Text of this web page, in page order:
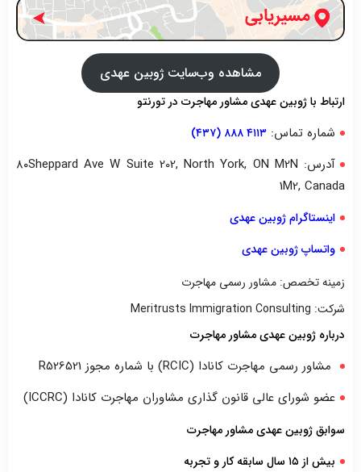
مشاهده وب‌سایت ژوبین عهدی
ارتباط با ژوبین عهدی مشاور مهاجرت در تورنتو
شماره تماس:۴۱۱۳ ۸۸۸ (۴۳۷)
آدرس: ۸۰Sheppard Ave W Suite 202, North York, ON M2N
1M2, Canada
اینستاگرام ژوبین عهدی
واتساپ ژوبین عهدی
زمینه تخصص: مشاور رسمی مهاجرت
شرکت: Meritrusts Immigration Consulting
درباره ژوبین عهدی مشاور مهاجرت
مشاور رسمی مهاجرت کانادا (RCIC) با شماره مجوز R526521
عضو شورای عالی قانون گذاری مشاوران مهاجرت کانادا (ICCRC)
سوابق ژوبین عهدی مشاور مهاجرت
بیش از ۱۵ سال سابقه کار و تجربه